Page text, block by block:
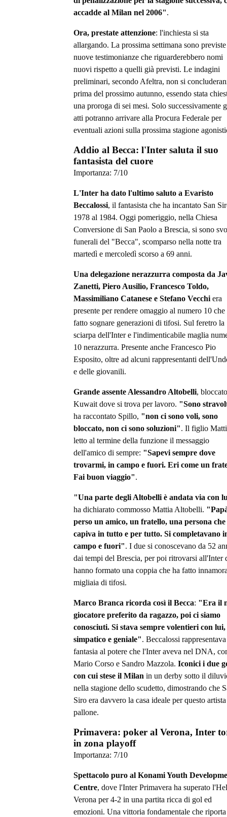
accadde al Milan nel 2006".
Ora, prestate attenzione: l'inchiesta si sta
allargando. La prossima settimana sono previste
nuove testimonianze che riguarderebbero nomi
nuovi rispetto a quelli già previsti. Le indagini
preliminari, secondo Afeltra, non si
prima del prossimo autunno, essendo stata
una proroga di sei mesi. Solo successivamente
atti potranno arrivare alla Procura Federale per
eventuali azioni sulla prossima stagione
Addio al Becca: l'Inter saluta il suo
fantasista del cuore
Importanza: 7/10
L'Inter ha dato l'ultimo saluto a Evaristo
Beccalossi, il fantasista che ha incantato San
1978 al 1984. Oggi pomeriggio, nella Chiesa
Conversione di San Paolo a Brescia, si sono
funerali del "Becca", scomparso nella notte tra
martedì e mercoledì scorso a 69 anni.
Una delegazione nerazzurra composta da
Zanetti, Piero Ausilio, Francesco Toldo,
Massimiliano Catanese e Stefano Vecchi era
presente per rendere omaggio al numero 10 che
fatto sognare generazioni di tifosi. Sul feretro la
sciarpa dell'Inter e l'indimenticabile maglia
10 nerazzurra. Presente anche Francesco Pio
Esposito, oltre ad alcuni rappresentanti
e delle giovanili.
Grande assente Alessandro Altobelli,
Kuwait dove si trova per lavoro. "Sono
ha raccontato Spillo, "non ci sono voli, sono
bloccato, non ci sono soluzioni". Il figlio
letto al termine della funzione il messaggio
dell'amico di sempre: "Sapevi sempre dove
trovarmi, in campo e fuori. Eri come un
Fai buon viaggio".
"Una parte degli Altobelli è andata via con
ha dichiarato commosso Mattia Altobelli.
perso un amico, un fratello, una persona che
capiva in tutto e per tutto. Si completavano
campo e fuori". I due si conoscevano da 52
dai tempi del Brescia, per poi ritrovarsi all'Inter
hanno formato una coppia che ha fatto
migliaia di tifosi.
Marco Branca ricorda così il Becca: "Era il
giocatore preferito da ragazzo, poi ci siamo
conosciuti. Si stava sempre volentieri con
simpatico e geniale". Beccalossi
fantasia al potere che l'Inter aveva nel DNA,
Mario Corso e Sandro Mazzola. Iconici i due
con cui stese il Milan in un derby sotto il
nella stagione dello scudetto, dimostrando che
Siro era davvero la casa ideale per questo
pallone.
Primavera: poker al Verona, Inter
in zona playoff
Importanza: 7/10
Spettacolo puro al Konami Youth
Centre, dove l'Inter Primavera ha superato
Verona per 4-2 in una partita ricca di gol ed
emozioni. Una vittoria fondamentale che